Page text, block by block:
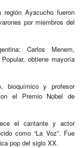
Ayacucho fueron
por miembros del
Carlos Menem,
obtiene mayoría
bioquímico y profesor
el Premio Nobel de
el cantante y actor
como “La Voz”. Fue
pop del siglo XX.